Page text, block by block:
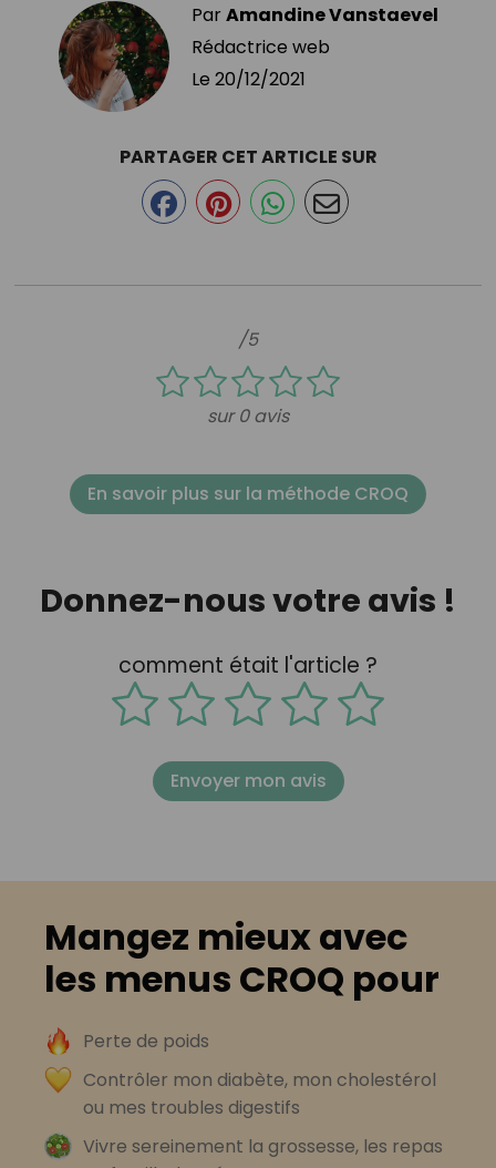
ParAmandine Vanstaevel
Rédactrice web
Le 20/12/2021
/5
sur 0 avis
PARTAGER CET ARTICLE SUR
En savoir plus sur la méthode CROQ
Donnez-nous votre avis !
comment était l'article ?
Envoyer mon avis
Mangez mieux avec
les menus CROQ pour
Perte de poids
Contrôler mon diabète, mon cholestérol
ou mes troubles digestifs
Vivre sereinement la grossesse, les repas